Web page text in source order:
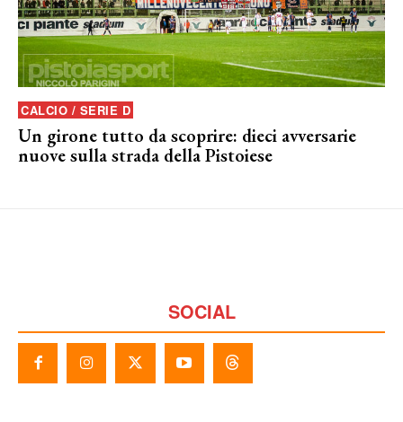
CALCIO / SERIE D
Un girone tutto da scoprire: dieci avversarie
nuove sulla strada della Pistoiese
SOCIAL